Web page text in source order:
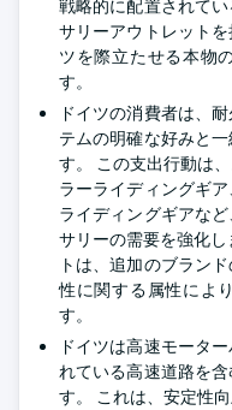
戦略的に配置されて
サリーアウトレット
ツを際立たせる本物
す。
ドイツの消費者は、
テムの明確な好みと
す。 この支出行動は
ラーライディングギ
ライディングギアな
サリーの需要を強化
トは、追加のブラン
性に関する属性によ
す。
ドイツは高速モータ
れている高速道路を
す。 これは、安定性